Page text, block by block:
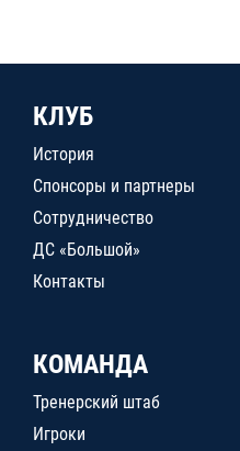
КЛУБ
История
Спонсоры и партнеры
Сотрудничество
ДС «Большой»
Контакты
КОМАНДА
Тренерский штаб
Игроки